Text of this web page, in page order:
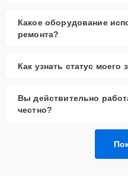
Какое оборудование
ремонта?
Как узнать статус моего
Вы действительно
честно?